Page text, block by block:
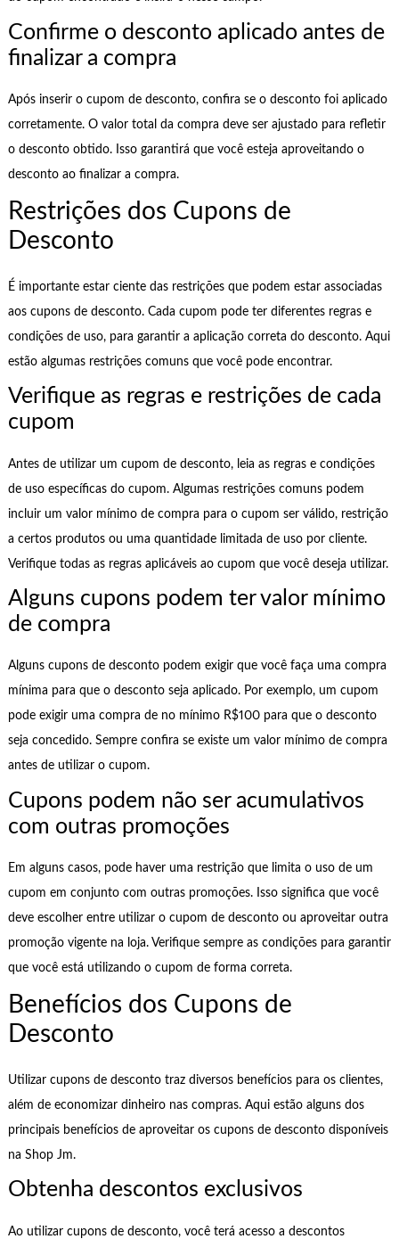
Confirme o desconto aplicado antes de
finalizar a compra
Após inserir o cupom de desconto, confira se o desconto foi aplicado
corretamente. O valor total da compra deve ser ajustado para refletir
o desconto obtido. Isso garantirá que você esteja aproveitando o
desconto ao finalizar a compra.
Restrições dos Cupons de
Desconto
É importante estar ciente das restrições que podem estar associadas
aos cupons de desconto. Cada cupom pode ter diferentes regras e
condições de uso, para garantir a aplicação correta do desconto. Aqui
estão algumas restrições comuns que você pode encontrar.
Verifique as regras e restrições de cada
cupom
Antes de utilizar um cupom de desconto, leia as regras e condições
de uso específicas do cupom. Algumas restrições comuns podem
incluir um valor mínimo de compra para o cupom ser válido, restrição
a certos produtos ou uma quantidade limitada de uso por cliente.
Verifique todas as regras aplicáveis ao cupom que você deseja utilizar.
Alguns cupons podem ter valor mínimo
de compra
Alguns cupons de desconto podem exigir que você faça uma compra
mínima para que o desconto seja aplicado. Por exemplo, um cupom
pode exigir uma compra de no mínimo R$100 para que o desconto
seja concedido. Sempre confira se existe um valor mínimo de compra
antes de utilizar o cupom.
Cupons podem não ser acumulativos
com outras promoções
Em alguns casos, pode haver uma restrição que limita o uso de um
cupom em conjunto com outras promoções. Isso significa que você
deve escolher entre utilizar o cupom de desconto ou aproveitar outra
promoção vigente na loja. Verifique sempre as condições para garantir
que você está utilizando o cupom de forma correta.
Benefícios dos Cupons de
Desconto
Utilizar cupons de desconto traz diversos benefícios para os clientes,
além de economizar dinheiro nas compras. Aqui estão alguns dos
principais benefícios de aproveitar os cupons de desconto disponíveis
na Shop Jm.
Obtenha descontos exclusivos
Ao utilizar cupons de desconto, você terá acesso a descontos